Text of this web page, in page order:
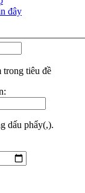
đây
trong tiêu đề
dấu phẩy(,).